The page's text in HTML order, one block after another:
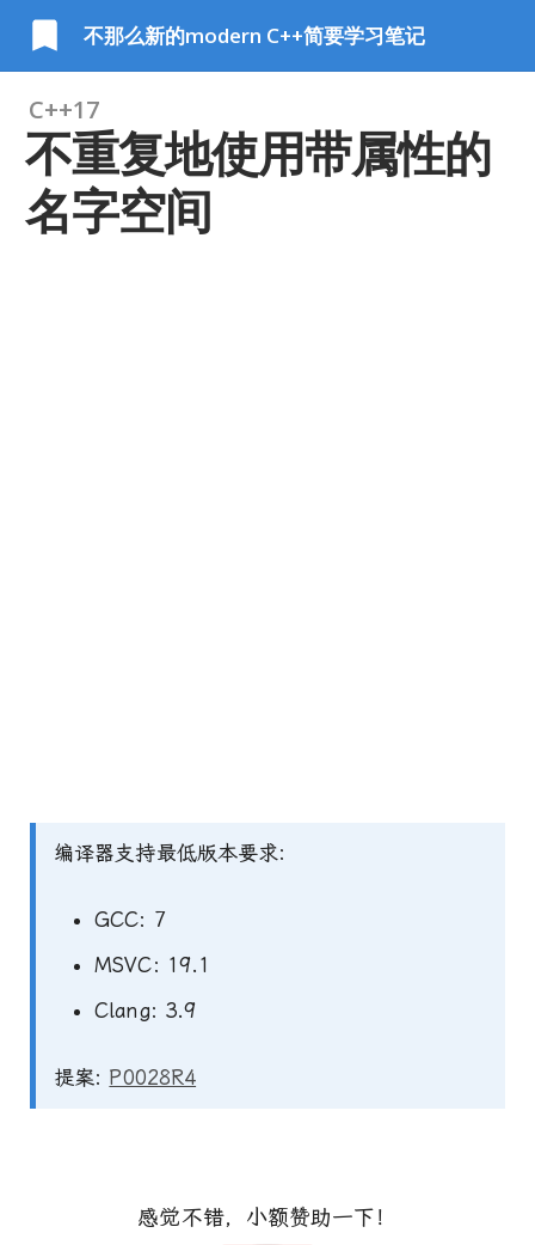
不那么新的modern C++简要学习笔记
C++17
不重复地使用带属性的
名字空间
编译器支持最低版本要求:
GCC: 7
MSVC: 19.1
Clang: 3.9
提案: P0028R4
感觉不错，小额赞助一下！